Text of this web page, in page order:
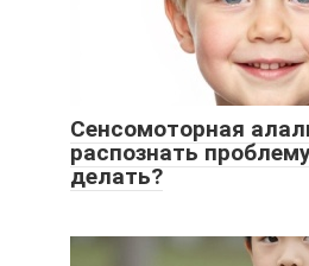
Сенсомоторная
распознать
делать?